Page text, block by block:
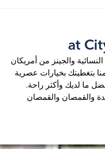
والجينز من أمريكان
بتغطيتك بخيارات عصرية
ما لديك وأكثر راحة.
والقمصان والقمصان